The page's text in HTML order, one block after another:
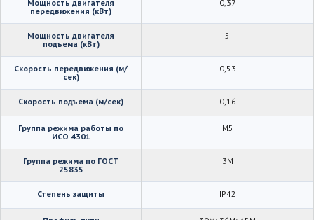
Мощность двигателя
передвижения (кВт)
0,37
Мощность двигателя
подъема (кВт)
5
Скорость передвижения (м/
сек)
0,53
Скорость подъема (м/сек) 0,16
Группа режима работы по
ИСО 4301
М5
Группа режима по ГОСТ
25835
3М
Степень защиты IP42